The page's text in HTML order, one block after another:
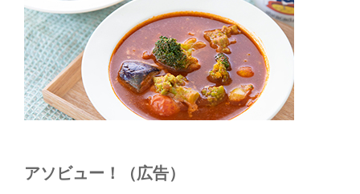
アソビュー！（広告）